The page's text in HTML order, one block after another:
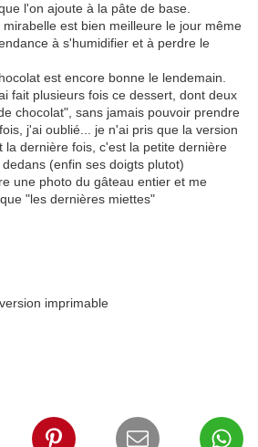
l'on ajoute à la pâte de base.
est bien meilleure le jour même
à s'humidifier et à perdre le
est encore bonne le lendemain.
fait plusieurs fois ce dessert, dont deux
chocolat", sans jamais pouvoir prendre
j'ai oublié... je n'ai pris que la version
la dernière fois, c'est la petite dernière
(enfin ses doigts plutot)
une photo du gâteau entier et me
"les dernières miettes"
version imprimable